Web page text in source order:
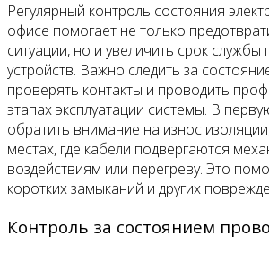
Регулярный контроль состояния
офисе помогает не только
ситуации, но и увеличить срок службы
устройств. Важно следить за
проверять контакты и проводить
этапах эксплуатации системы. В
обратить внимание на износ
местах, где кабели подвергаются
воздействиям или перегреву. Это
коротких замыканий и других
Контроль за состоянием